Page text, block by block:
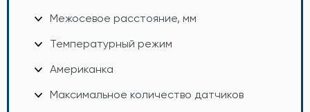
Межосевое расстояние, мм
Температурный режим
Американка
Максимальное количество датчиков